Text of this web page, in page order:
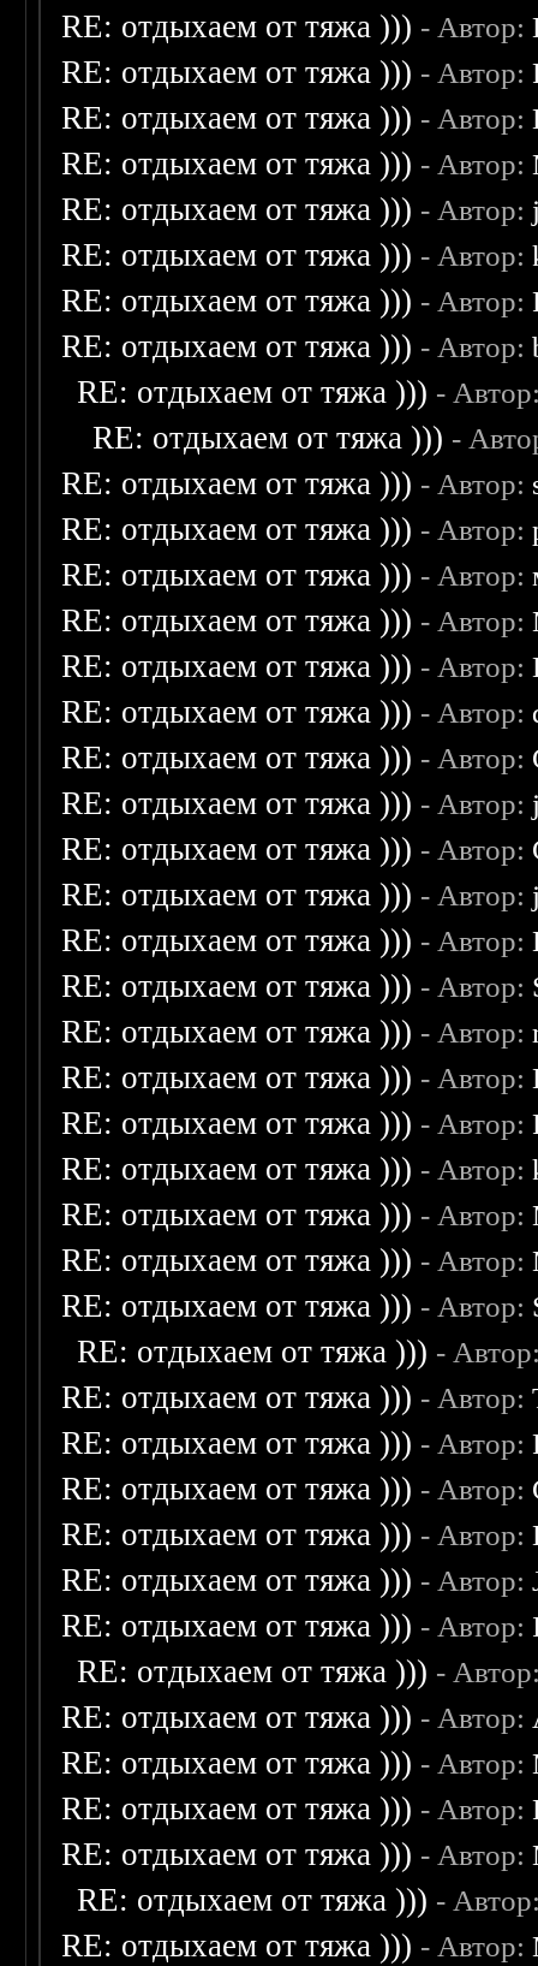
RE: отдыхаем от тяжа ))) - Автор:
RE: отдыхаем от тяжа ))) - Автор:
RE: отдыхаем от тяжа ))) - Автор:
RE: отдыхаем от тяжа ))) - Автор:
RE: отдыхаем от тяжа ))) - Автор:
RE: отдыхаем от тяжа ))) - Автор:
RE: отдыхаем от тяжа ))) - Автор:
RE: отдыхаем от тяжа ))) - Автор:
RE: отдыхаем от тяжа ))) -
RE: отдыхаем от тяжа ))) -
RE: отдыхаем от тяжа ))) - Автор:
RE: отдыхаем от тяжа ))) - Автор:
RE: отдыхаем от тяжа ))) - Автор:
RE: отдыхаем от тяжа ))) - Автор:
RE: отдыхаем от тяжа ))) - Автор:
RE: отдыхаем от тяжа ))) - Автор:
RE: отдыхаем от тяжа ))) - Автор:
RE: отдыхаем от тяжа ))) - Автор:
RE: отдыхаем от тяжа ))) - Автор:
RE: отдыхаем от тяжа ))) - Автор:
RE: отдыхаем от тяжа ))) - Автор:
RE: отдыхаем от тяжа ))) - Автор:
RE: отдыхаем от тяжа ))) - Автор:
RE: отдыхаем от тяжа ))) - Автор:
RE: отдыхаем от тяжа ))) - Автор:
RE: отдыхаем от тяжа ))) - Автор:
RE: отдыхаем от тяжа ))) - Автор:
RE: отдыхаем от тяжа ))) - Автор:
RE: отдыхаем от тяжа ))) - Автор:
RE: отдыхаем от тяжа ))) -
RE: отдыхаем от тяжа ))) - Автор:
RE: отдыхаем от тяжа ))) - Автор:
RE: отдыхаем от тяжа ))) - Автор:
RE: отдыхаем от тяжа ))) - Автор:
RE: отдыхаем от тяжа ))) - Автор:
RE: отдыхаем от тяжа ))) - Автор:
RE: отдыхаем от тяжа ))) -
RE: отдыхаем от тяжа ))) - Автор:
RE: отдыхаем от тяжа ))) - Автор:
RE: отдыхаем от тяжа ))) - Автор:
RE: отдыхаем от тяжа ))) - Автор:
RE: отдыхаем от тяжа ))) -
RE: отдыхаем от тяжа ))) - Автор: